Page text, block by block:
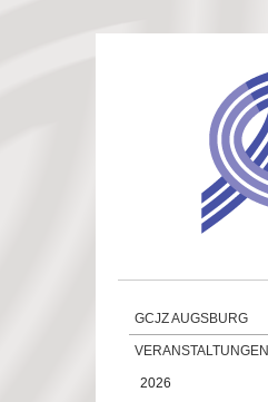
GCJZ AUGSBURG
VERANSTALTUNGEN
2026